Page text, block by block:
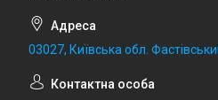
03027, Київська обл.